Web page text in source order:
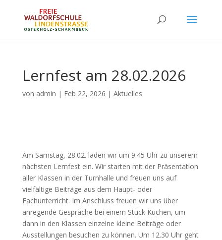
Lernfest am 28.02.2026
von admin | Feb 22, 2026 | Aktuelles
Am Samstag, 28.02. laden wir um 9.45 Uhr zu unserem
nächsten Lernfest ein. Wir starten mit der Präsentation
aller Klassen in der Turnhalle und freuen uns auf
vielfältige Beiträge aus dem Haupt- oder
Fachunterricht. Im Anschluss freuen wir uns über
anregende Gespräche bei einem Stück Kuchen, um
dann in den Klassen einzelne kleine Beiträge oder
Ausstellungen besuchen zu können. Um 12.30 Uhr geht